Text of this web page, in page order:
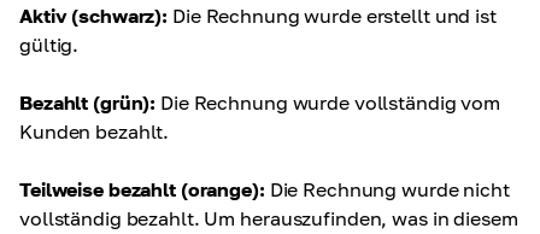
Aktiv (schwarz): Die Rechnung wurde erstellt und ist
gültig.
Bezahlt (grün): Die Rechnung wurde vollständig vom
Kunden bezahlt.
Teilweise bezahlt (orange): Die Rechnung wurde nicht
vollständig bezahlt. Um herauszufinden, was in diesem